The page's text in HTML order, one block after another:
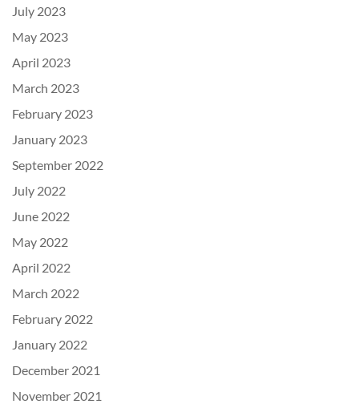
July 2023
May 2023
April 2023
March 2023
February 2023
January 2023
September 2022
July 2022
June 2022
May 2022
April 2022
March 2022
February 2022
January 2022
December 2021
November 2021